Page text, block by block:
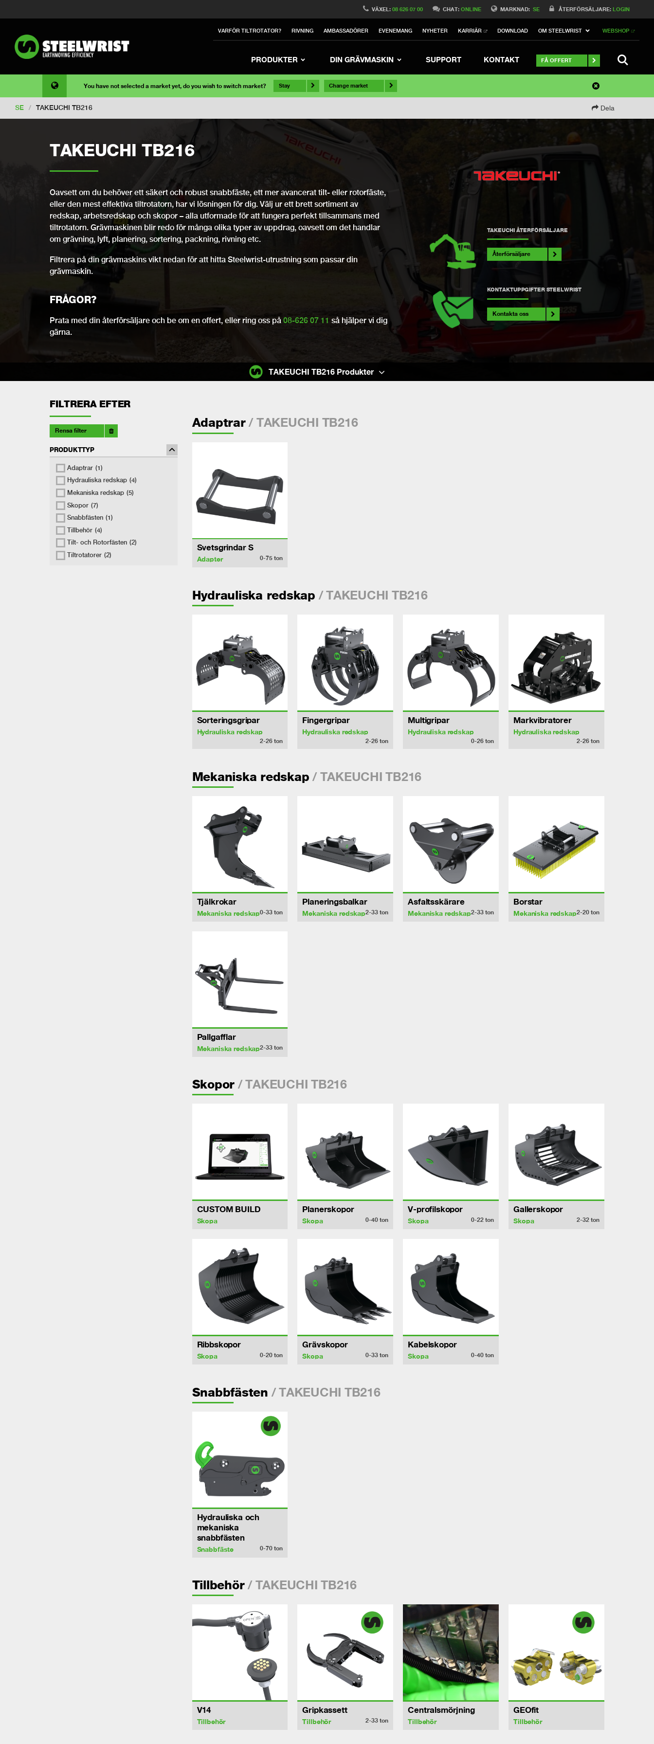
MARKNAD: SE ÅTERFÖRSÄLJARE: LOGIN
VÄXEL:08 626 07 00 CHAT:ONLINE
VARFÖR TILTROTATOR? RIVNING AMBASSADÖRER EVENEMANG NYHETER KARRIÄR DOWNLOAD OM STEELWRIST WEBSHOP
PRODUKTER DIN GRÄVMASKIN SUPPORT KONTAKT FÅ OFFERT
You have not selected a market yet, do you wish to switch market? Stay Change market
SE / TAKEUCHI TB216 Dela
TAKEUCHI TB216
Oavsett om du behöver ett säkert och robust snabbfäste, ett mer avancerat tilt- eller rotorfäste,
eller den mest effektiva tiltrotatorn, har vi lösningen för dig. Välj ur ett brett sortiment av
redskap, arbetsredskap och skopor – alla utformade för att fungera perfekt tillsammans med
tiltrotatorn. Grävmaskinen blir redo för många olika typer av uppdrag, oavsett om det handlar
om grävning, lyft, planering, sortering, packning, rivning etc.
Filtrera på din grävmaskins vikt nedan för att hitta Steelwrist-utrustning som passar din
grävmaskin.
FRÅGOR?
Prata med din återförsäljare och be om en offert, eller ring oss på 08-626 07 11 så hjälper vi dig
gärna.
TAKEUCHI ÅTERFÖRSÄLJARE
Återförsäljare
KONTAKTUPPGIFTER STEELWRIST
Kontakta oss
FILTRERA EFTER
Rensa filter
PRODUKTTYP
Adaptrar (1)
Hydrauliska redskap (4)
Mekaniska redskap (5)
Skopor (7)
Snabbfästen (1)
Tillbehör (4)
Tilt- och Rotorfästen (2)
Tiltrotatorer (2)
Adaptrar/ TAKEUCHI TB216
Svetsgrindar S
Adapter 0-75ton
Hydrauliska redskap / TAKEUCHI TB216
Sorteringsgripar
Hydrauliska redskap
2-26ton
Fingergripar
Hydrauliska redskap
2-26ton
Multigripar
Hydrauliska redskap
0-26ton
Markvibratorer
Hydrauliska redskap
2-26 ton
Mekaniska redskap / TAKEUCHI TB216
Tjälkrokar
Mekaniska redskap0-33ton
Planeringsbalkar
Mekaniska redskap2-33ton
Asfaltsskärare
Mekaniska redskap2-33ton
Borstar
Mekaniska redskap2-20 ton
Pallgafflar
Mekaniska redskap2-33ton
Skopor / TAKEUCHI TB216
CUSTOM BUILD
Skopa
Planerskopor
Skopa 0-40ton
V-profilskopor
Skopa 0-22ton
Gallerskopor
Skopa 2-32 ton
Ribbskopor
Skopa 0-20ton
Grävskopor
Skopa 0-33ton
Kabelskopor
Skopa 0-40ton
Snabbfästen / TAKEUCHI TB216
Hydrauliska och
mekaniska
snabbfästen
Snabbfäste 0-70ton
Tillbehör/ TAKEUCHI TB216
V14
Tillbehör
Gripkassett
Tillbehör 2-33ton
Centralsmörjning
Tillbehör
GEOfit
Tillbehör
TAKEUCHI TB216 Produkter